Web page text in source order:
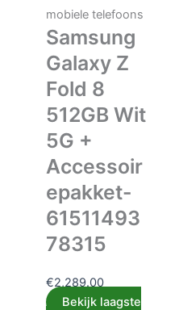
mobiele telefoons
Samsung
Galaxy Z
Fold 8
512GB Wit
5G +
Accessoir
epakket-
61511493
78315
€2,289.00
Bekijk laagste